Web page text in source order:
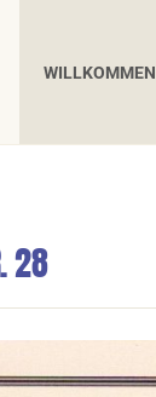
WILLKOMMEN
28